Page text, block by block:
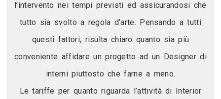
l’intervento nei tempi previsti ed assicurandosi che
tutto sia svolto a regola d’arte. Pensando a tutti
questi fattori, risulta chiaro quanto sia più
conveniente affidare un progetto ad un Designer di
interni piuttosto che farne a meno.
Le tariffe per quanto riguarda l’attività di Interior